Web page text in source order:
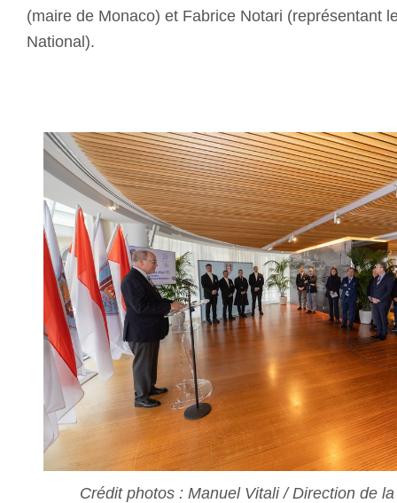
(maire de Monaco) et Fabrice Notari (représentant
National).
Crédit photos : Manuel Vitali / Direction de